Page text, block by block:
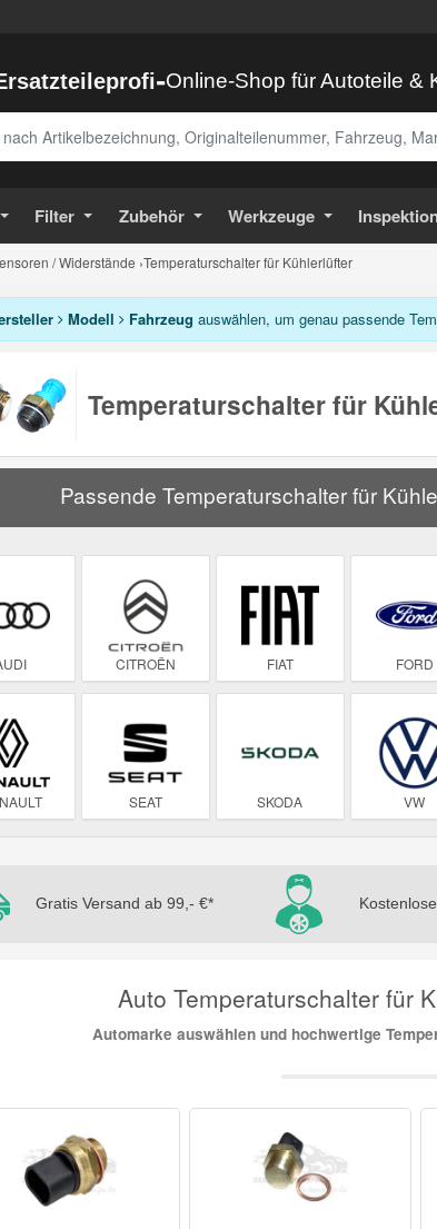
-Online-Shop für Autoteile &
Filter Zubehör Werkzeuge
/ Widerstände ›Temperaturschalter für Kühlerlüfter
Modell Fahrzeug auswählen, um genau passende
Temperaturschalter für
Passende Temperaturschalter für
CITROËN FIAT FORD
SEAT SKODA VW
Gratis Versand ab 99,- €*
Auto Temperaturschalter für
Automarke auswählen und hochwertige